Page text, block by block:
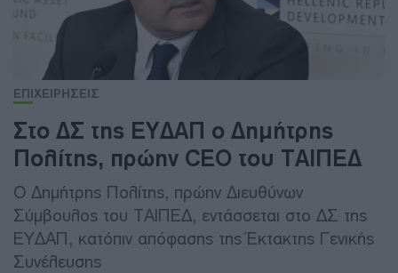
ΕΠΙΧΕΙΡΗΣΕΙΣ
Στο ΔΣ της ΕΥΔΑΠ ο Δημήτρης
Πολίτης, πρώην CEO του ΤΑΙΠΕΔ
Ο Δημήτρης Πολίτης, πρώην Διευθύνων
Σύμβουλος του ΤΑΙΠΕΔ, εντάσσεται στο ΔΣ της
ΕΥΔΑΠ, κατόπιν απόφασης της Έκτακτης Γενικής
Συνέλευσης